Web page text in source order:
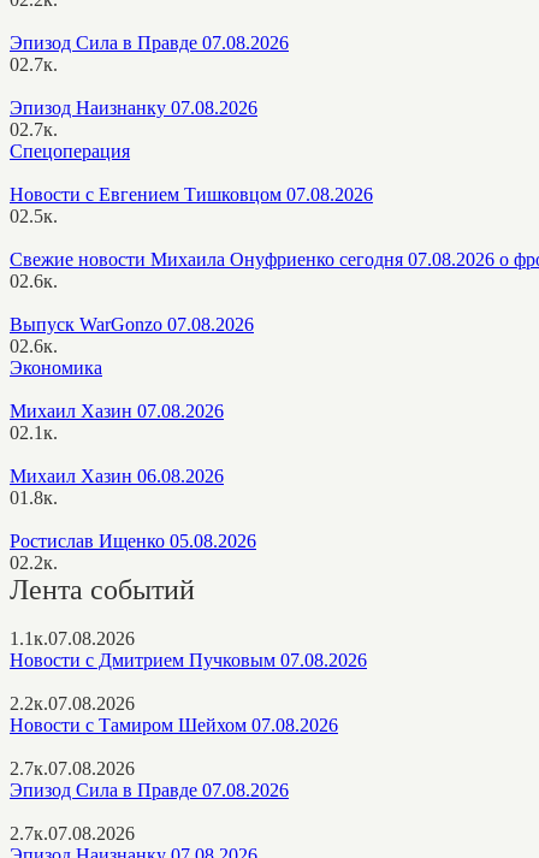
Эпизод Сила в Правде 07.08.2026
02.7к.
Эпизод Наизнанку 07.08.2026
02.7к.
Спецоперация
Новости с Евгением Тишковцом 07.08.2026
02.5к.
Свежие новости Михаила Онуфриенко сегодня 07.08.2026 о
02.6к.
Выпуск WarGonzo 07.08.2026
02.6к.
Экономика
Михаил Хазин 07.08.2026
02.1к.
Михаил Хазин 06.08.2026
01.8к.
Ростислав Ищенко 05.08.2026
02.2к.
Лента событий
1.1к.07.08.2026
Новости с Дмитрием Пучковым 07.08.2026
2.2к.07.08.2026
Новости с Тамиром Шейхом 07.08.2026
2.7к.07.08.2026
Эпизод Сила в Правде 07.08.2026
2.7к.07.08.2026